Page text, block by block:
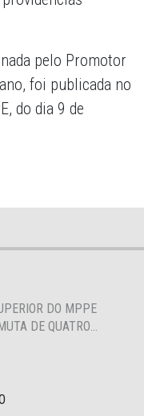
pelo Promotor
foi publicada no
do dia 9 de
DO MPPE
DE QUATRO